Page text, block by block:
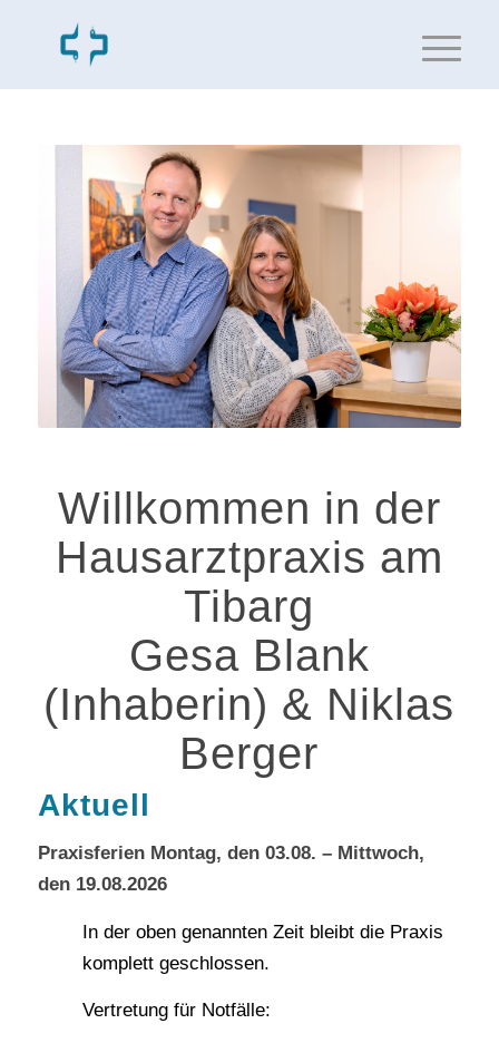
Willkommen in der
Hausarztpraxis am
Tibarg
Gesa Blank
(Inhaberin) & Niklas
Berger
Aktuell
Praxisferien Montag, den 03.08. – Mittwoch,
den 19.08.2026
In der oben genannten Zeit bleibt die Praxis
komplett geschlossen.
Vertretung für Notfälle: